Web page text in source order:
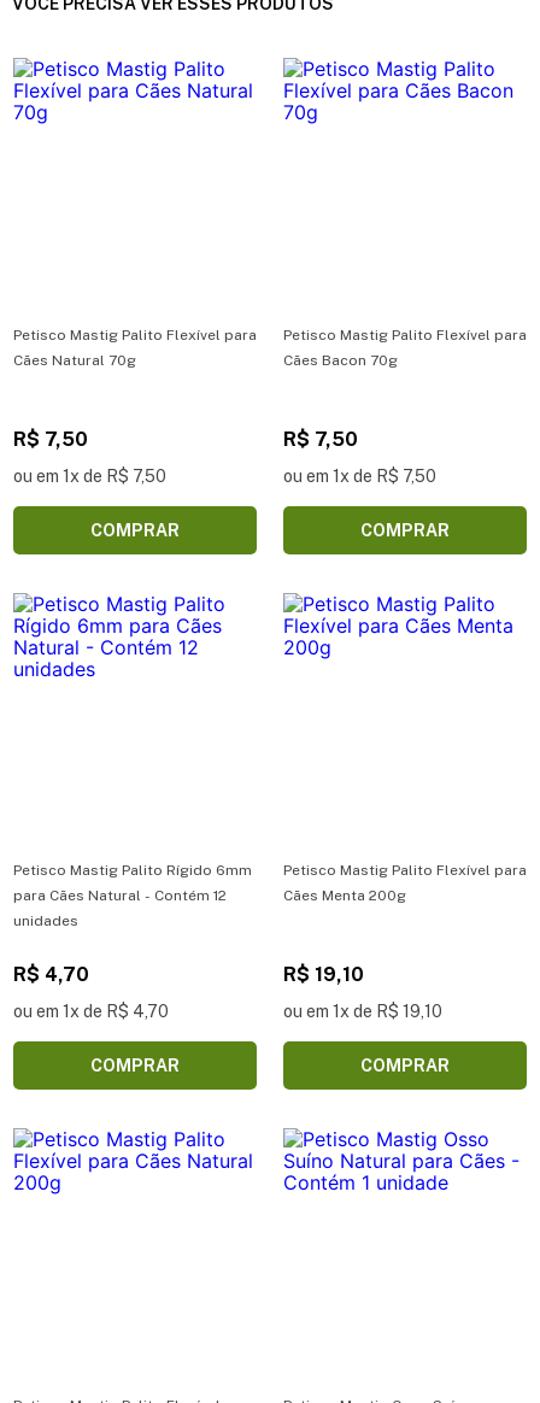
Petisco Mastig Palito Flexível para
Cães Natural 70g
R$ 7,50
ou em 1x de R$ 7,50
COMPRAR
Petisco Mastig Palito Flexível para
Cães Bacon 70g
R$ 7,50
ou em 1x de R$ 7,50
COMPRAR
Petisco Mastig Palito Rígido 6mm
para Cães Natural - Contém 12
unidades
R$ 4,70
ou em 1x de R$ 4,70
COMPRAR
Petisco Mastig Palito Flexível para
Cães Menta 200g
R$ 19,10
ou em 1x de R$ 19,10
COMPRAR